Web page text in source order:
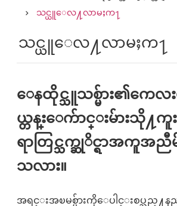
သင္ယူေလ႔လာမႈက႑
သင္ယူေလ႔လာမႈက႑
ေနထိုင္သူသစ္မ်ား၏ကေလး
ယ္တန္းေက်ာင္းမ်ားသို႔ကူ
ရာတြင္သက္ဆုိင္ရာအကူအညီမ်
သလား။
အရင္းအၿမစ္မ်ားကိုေပါင္းစပ္သည္႔